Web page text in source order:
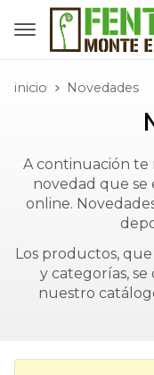
inicio Novedades
A continuación te
novedad que
online.
Los productos,
y categorías,
nuestro